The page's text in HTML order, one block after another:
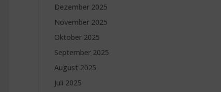
Dezember 2025
November 2025
Oktober 2025
September 2025
August 2025
Juli 2025